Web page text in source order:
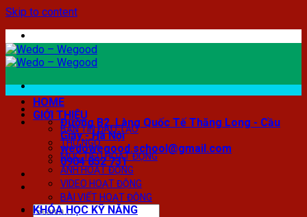
Skip to content
Đường B2, Làng Quốc Tế Thăng Long - Cầu
Giấy - Hà Nội
wedowegood.school@gmail.com
0904 852 731
HOME
GIỚI THIỆU
BẢN TIN ĐÀO TẠO
THƯ NGỎ
MỤC TIÊU HOẠT ĐỘNG
ẢNH HOẠT ĐỘNG
VIDEO HOẠT ĐỘNG
BÀI VIẾT HOẠT ĐỘNG
KHÓA HỌC KỸ NĂNG